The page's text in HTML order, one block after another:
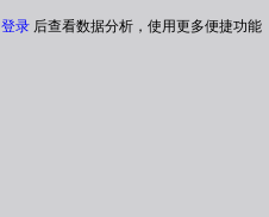
登录 后查看数据分析，使用更多便捷功能